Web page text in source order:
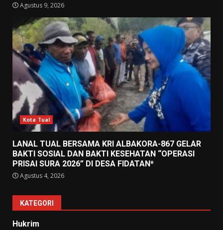
Agustus 9, 2026
Kota Tual
LANAL TUAL BERSAMA KRI ALBAKORA-867 GELAR
BAKTI SOSIAL DAN BAKTI KESEHATAN “OPERASI
PRISAI SURA 2026” DI DESA FIDATAN*
Agustus 4, 2026
KATEGORI
Hukrim